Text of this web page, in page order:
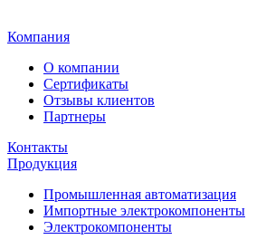
Компания
О компании
Сертификаты
Отзывы клиентов
Партнеры
Контакты
Продукция
Промышленная автоматизация
Импортные электрокомпоненты
Электрокомпоненты